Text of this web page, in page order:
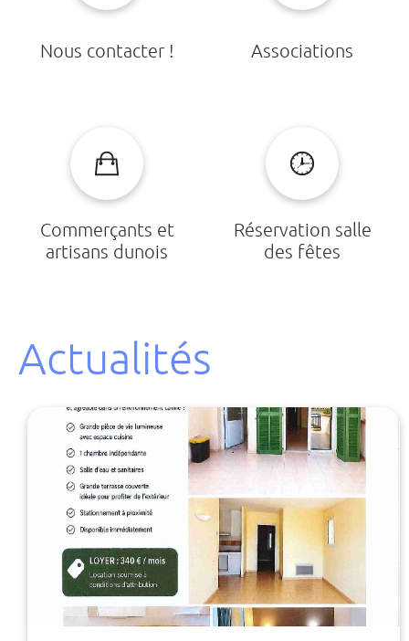
Nous contacter ! Associations
Commerçants et
artisans dunois
Réservation salle
des fêtes
Actualités